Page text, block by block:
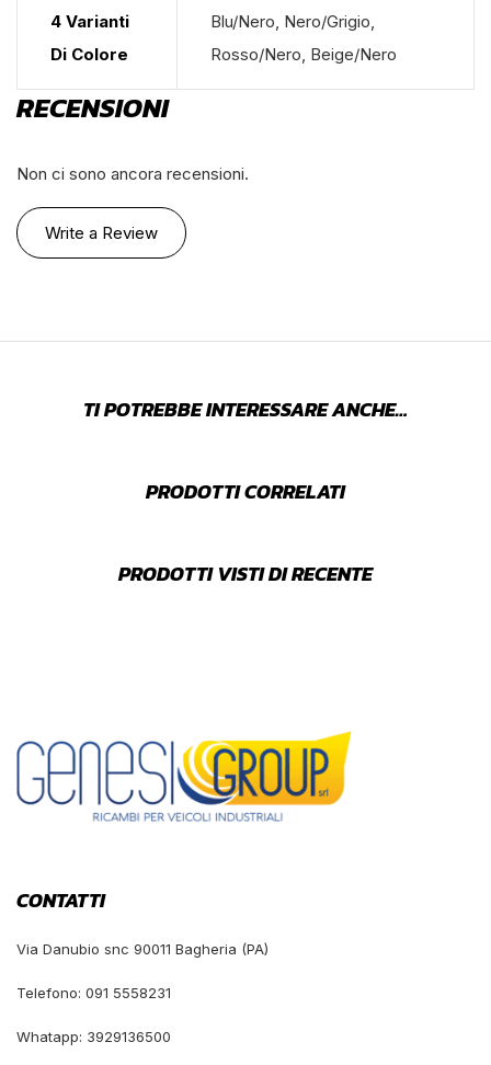
4 Varianti
Di Colore
Blu/Nero, Nero/Grigio,
Rosso/Nero, Beige/Nero
RECENSIONI
Non ci sono ancora recensioni.
Write a Review
TI POTREBBE INTERESSARE ANCHE…
PRODOTTI CORRELATI
PRODOTTI VISTI DI RECENTE
CONTATTI
Via Danubio snc 90011 Bagheria (PA)
Telefono: 091 5558231
Whatapp: 3929136500